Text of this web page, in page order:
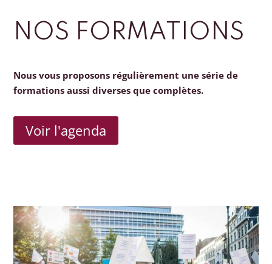
NOS FORMATIONS
Nous vous proposons régulièrement une série de
formations aussi diverses que complètes.
Voir l'agenda